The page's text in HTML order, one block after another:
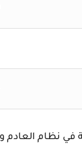
في نظام العادم